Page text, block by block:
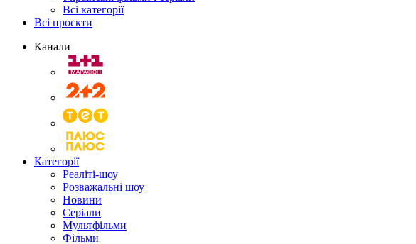
Всі категорії
Всі проєкти
Канали
Категорії
Реаліті-шоу
Розважальні шоу
Новини
Серіали
Мультфільми
Фільми